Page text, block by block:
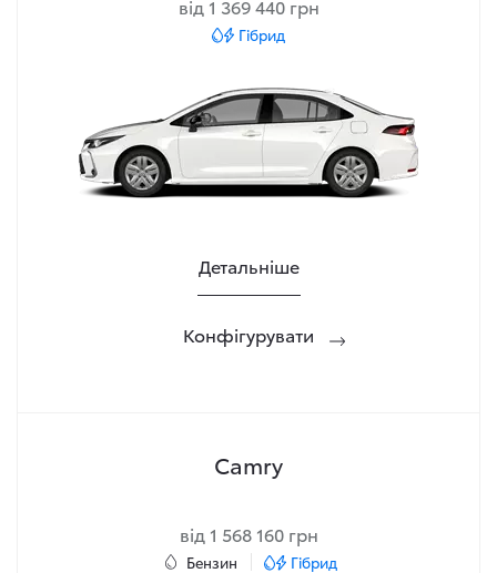
від 1 369 440 грн
Гібрид
Детальніше
Конфігурувати
Camry
від 1 568 160 грн
Бензин Гібрид